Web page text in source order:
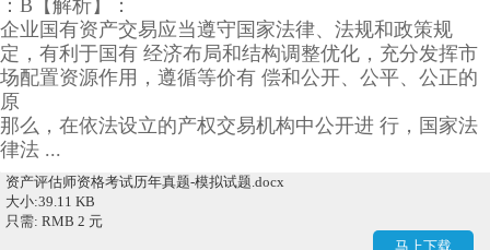
：B【解析】：
企业国有资产交易应当遵守国家法律、法规和政策规
定，有利于国有 经济布局和结构调整优化，充分发挥市
场配置资源作用，遵循等价有 偿和公开、公平、公正的
原
那么，在依法设立的产权交易机构中公开进 行，国家法
律法 ...
资产评估师资格考试历年真题-模拟试题.docx
大小:39.11 KB
只需: RMB 2 元
马上下载